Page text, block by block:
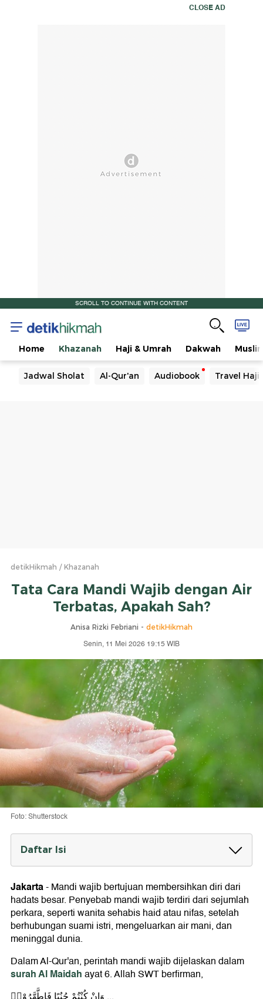
CLOSE AD
SCROLL TO CONTINUE WITH CONTENT
Home Khazanah Haji & Umrah Dakwah
Jadwal Sholat Al-Qur'an Audiobook Travel Haji
detikHikmah Khazanah
Tata Cara Mandi Wajib dengan Air
Terbatas, Apakah Sah?
Anisa Rizki Febriani - detikHikmah
Senin, 11 Mei 2026 19:15 WIB
Foto: Shutterstock
Daftar Isi
Hukum Mandi Wajib dengan Air Terbatas
Cara Mandi Wajib dengan Air Terbatas
Niat Mandi Wajib: Arab, Latin dan Arti
1. Niat Mandi Wajib Setelah Berhubungan Badan
2. Niat Mandi Wajib Setelah Haid
4. Niat Mandi Wajib Setelah Nifas
Jakarta-Mandi wajib bertujuan membersihkan diri dari
hadats besar. Penyebab mandi wajib terdiri dari sejumlah
perkara, seperti wanita sehabis haid atau nifas, setelah
berhubungan suami istri, mengeluarkan air mani, dan
meninggal dunia.
Dalam Al-Qur'an, perintah mandi wajib dijelaskan dalam
surah Al Maidahayat 6. Allah SWT berfirman,